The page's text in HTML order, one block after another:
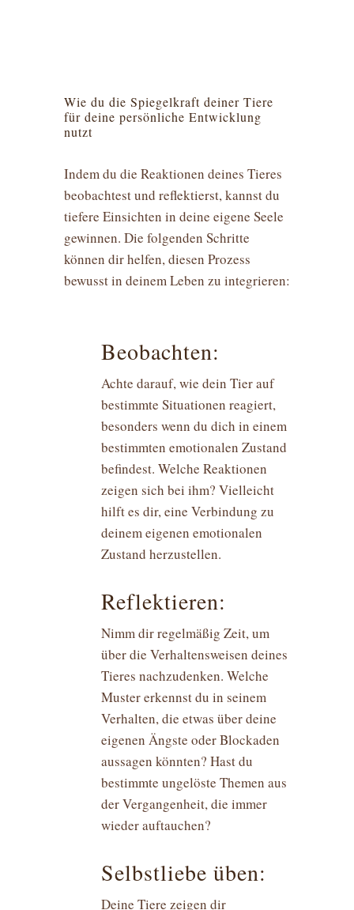
Wie du die Spiegelkraft deiner Tiere
für deine persönliche Entwicklung
nutzt
Indem du die Reaktionen deines Tieres
beobachtest und reflektierst, kannst du
tiefere Einsichten in deine eigene Seele
gewinnen. Die folgenden Schritte
können dir helfen, diesen Prozess
bewusst in deinem Leben zu integrieren:
Beobachten:
Achte darauf, wie dein Tier auf
bestimmte Situationen reagiert,
besonders wenn du dich in einem
bestimmten emotionalen Zustand
befindest. Welche Reaktionen
zeigen sich bei ihm? Vielleicht
hilft es dir, eine Verbindung zu
deinem eigenen emotionalen
Zustand herzustellen.
Reflektieren:
Nimm dir regelmäßig Zeit, um
über die Verhaltensweisen deines
Tieres nachzudenken. Welche
Muster erkennst du in seinem
Verhalten, die etwas über deine
eigenen Ängste oder Blockaden
aussagen könnten? Hast du
bestimmte ungelöste Themen aus
der Vergangenheit, die immer
wieder auftauchen?
Selbstliebe üben:
Deine Tiere zeigen dir